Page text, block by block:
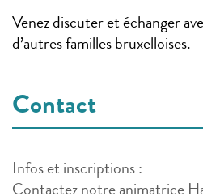
Venez discuter et échanger
d’autres familles bruxelloises.
Contact
Infos et inscriptions :
Contactez notre animatrice